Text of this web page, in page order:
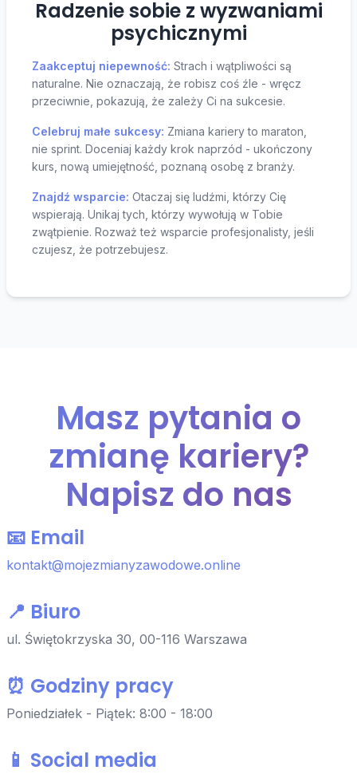
Radzenie sobie z wyzwaniami
psychicznymi
Zaakceptuj niepewność: Strach i wątpliwości są
naturalne. Nie oznaczają, że robisz coś źle - wręcz
przeciwnie, pokazują, że zależy Ci na sukcesie.
Celebruj małe sukcesy: Zmiana kariery to maraton,
nie sprint. Doceniaj każdy krok naprzód - ukończony
kurs, nową umiejętność, poznaną osobę z branży.
Znajdź wsparcie: Otaczaj się ludźmi, którzy Cię
wspierają. Unikaj tych, którzy wywołują w Tobie
zwątpienie. Rozważ też wsparcie profesjonalisty, jeśli
czujesz, że potrzebujesz.
Masz pytania o
zmianę kariery?
Napisz do nas
📧 Email
kontakt@mojezmianyzawodowe.online
📍 Biuro
ul. Świętokrzyska 30, 00-116 Warszawa
⏰ Godziny pracy
Poniedziałek - Piątek: 8:00 - 18:00
📱 Social media